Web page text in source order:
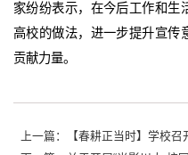
家纷纷表示，在今后工作和生
高校的做法，进一步提升宣传
贡献力量。
上一篇：【春耕正当时】学校